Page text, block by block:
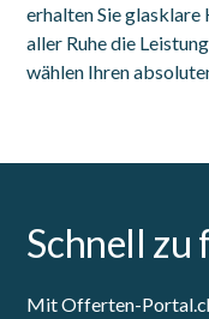
erhalten Sie glasklare
aller Ruhe die
wählen Ihren
Schnell
Mit Offerten-